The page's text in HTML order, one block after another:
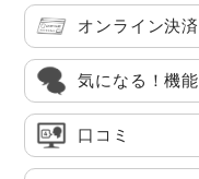
オンライン決済
気になる！機能
口コミ